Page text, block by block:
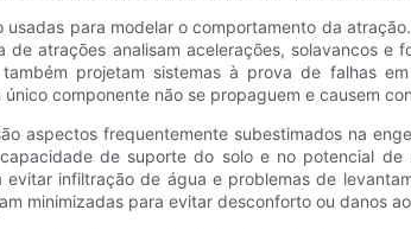
usadas para modelar o comportamento da
de atrações analisam acelerações, solavancos
também projetam sistemas à prova de falhas
componente não se propaguem e causem
aspectos frequentemente subestimados na
de suporte do solo e no potencial
evitar infiltração de água e problemas de
minimizadas para evitar desconforto ou danos